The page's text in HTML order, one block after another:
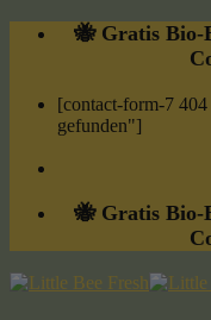
Skip
🐝 Gratis Bio-
[contact-form-7
gefunden"]
🐝 Gratis Bio-